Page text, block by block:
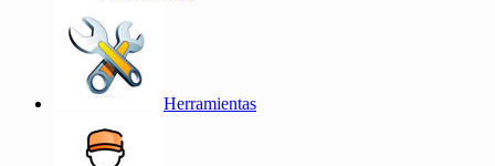
Herramientas